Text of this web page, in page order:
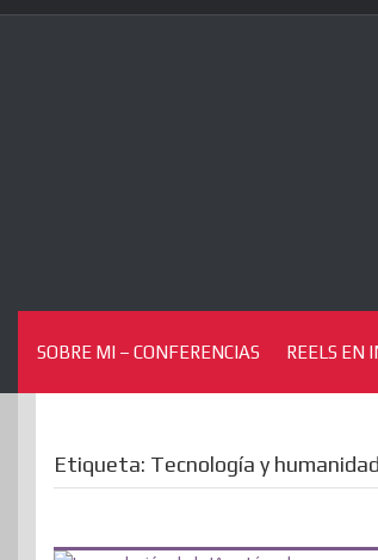
Skip
SOBRE MI – CONFERENCIAS REELS EN
Etiqueta: Tecnología y humanidad